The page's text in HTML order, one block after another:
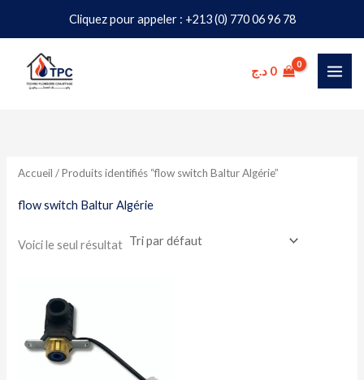
Cliquez pour appeler : +213 (0) 770 06 96 78
contenu
0 د.ج
Accueil / Produits identifiés “flow switch Baltur Algérie”
flow switch Baltur Algérie
Voici le seul résultat